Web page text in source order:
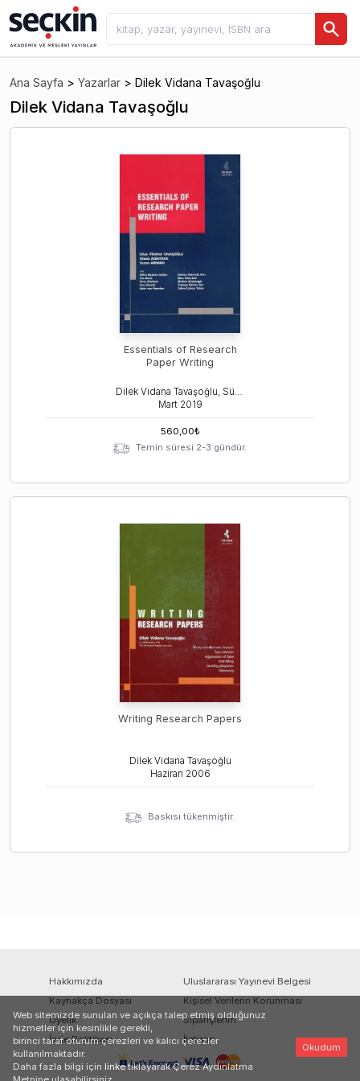
Ana Sayfa > Yazarlar > Dilek Vidana Tavaşoğlu
Dilek Vidana Tavaşoğlu
Essentials of Research
Paper Writing
Dilek Vidana Tavaşoğlu, Süeda Albayrak, Suzan Arıman
Mart 2019
560,00₺
Temin süresi 2-3 gündür.
Writing Research Papers
Dilek Vidana Tavaşoğlu
Haziran 2006
Baskısı tükenmiştir.
Hakkımızda
Uluslararası Yayınevi Belgesi
Kaynakça Dosyası
Kişisel Verilerin Korunması
Üyelik
Siparişlerim
İade Politikası
İletişim
Web sitemizde sunulan ve açıkça talep etmiş olduğunuz
hizmetler için kesinlikle gerekli,
birinci taraf oturum çerezleri ve kalıcı çerezler
kullanılmaktadır.
Daha fazla bilgi için linke tıklayarak Çerez Aydınlatma
Okudum